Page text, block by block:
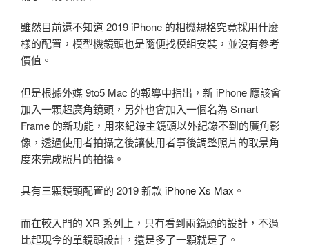
雖然目前還不知道 2019 iPhone 的相機規格究竟採用什麼
樣的配置，模型機鏡頭也是隨便找模組安裝，並沒有參考
價值。
但是根據外媒 9to5 Mac 的報導中指出，新 iPhone 應該會
加入一顆超廣角鏡頭，另外也會加入一個名為 Smart
Frame 的新功能，用來紀錄主鏡頭以外紀錄不到的廣角影
像，透過使用者拍攝之後讓使用者事後調整照片的取景角
度來完成照片的拍攝。
具有三顆鏡頭配置的 2019 新款iPhone Xs Max 。
而在較入門的 XR 系列上，只有看到兩鏡頭的設計，不過
比起現今的單鏡頭設計，還是多了一顆就是了。